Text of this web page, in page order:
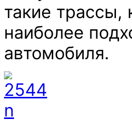
такие трассы,
наиболее
автомобиля.